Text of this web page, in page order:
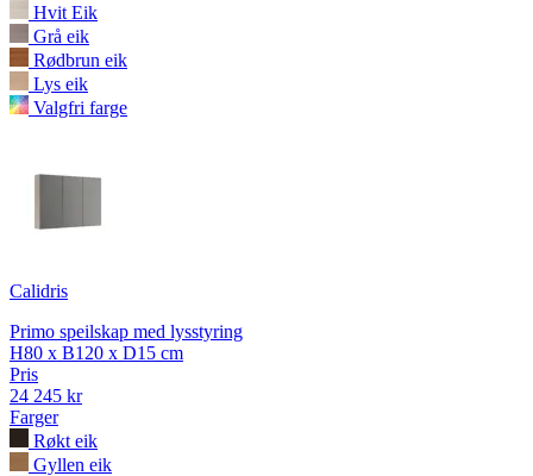
Hvit Eik
Grå eik
Rødbrun eik
Lys eik
Valgfri farge
Calidris
Primo speilskap med lysstyring
H80 x B120 x D15 cm
Pris
24 245 kr
Farger
Røkt eik
Gyllen eik